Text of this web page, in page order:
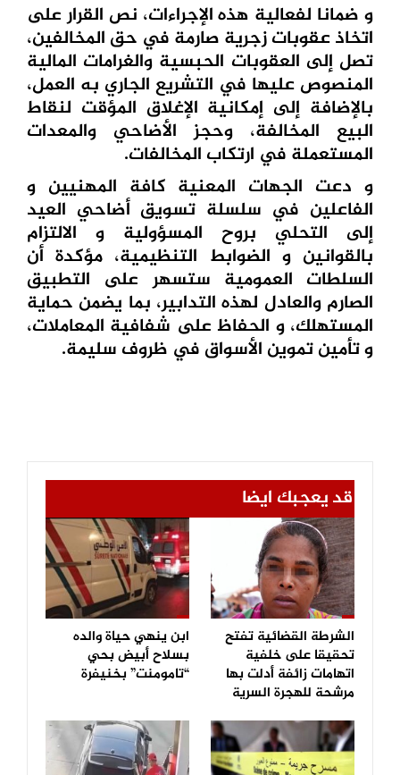
و ضمانا لفعالية هذه الإجراءات، نص القرار على
اتخاذ عقوبات زجرية صارمة في حق المخالفين،
تصل إلى العقوبات الحبسية والغرامات المالية
المنصوص عليها في التشريع الجاري به العمل،
بالإضافة إلى إمكانية الإغلاق المؤقت لنقاط
البيع المخالفة، وحجز الأضاحي والمعدات
المستعملة في ارتكاب المخالفات.
و دعت الجهات المعنية كافة المهنيين و
الفاعلين في سلسلة تسويق أضاحي العيد
إلى التحلي بروح المسؤولية و الالتزام
بالقوانين و الضوابط التنظيمية، مؤكدة أن
السلطات العمومية ستسهر على التطبيق
الصارم والعادل لهذه التدابير، بما يضمن حماية
المستهلك، و الحفاظ على شفافية المعاملات،
و تأمين تموين الأسواق في ظروف سليمة.
قد يعجبك ايضا
الشرطة القضائية تفتح
تحقيقا على خلفية
اتهامات زائفة أدلت بها
مرشحة للهجرة السرية
ابن ينهي حياة والده
بسلاح أبيض بحي
“تامومنت” بخنيفرة